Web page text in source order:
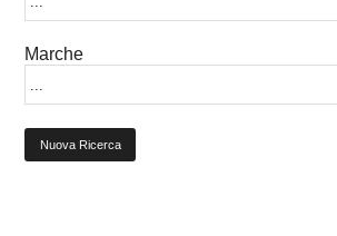
Marche
Nuova Ricerca